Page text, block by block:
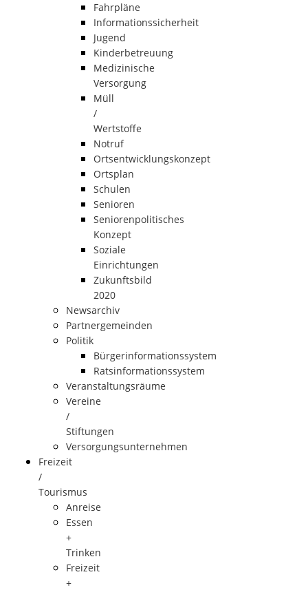
Fahrpläne
Informationssicherheit
Jugend
Kinderbetreuung
Medizinische
Versorgung
Müll
/
Wertstoffe
Notruf
Ortsentwicklungskonzept
Ortsplan
Schulen
Senioren
Seniorenpolitisches
Konzept
Soziale
Einrichtungen
Zukunftsbild
2020
Newsarchiv
Partnergemeinden
Politik
Bürgerinformationssystem
Ratsinformationssystem
Veranstaltungsräume
Vereine
/
Stiftungen
Versorgungsunternehmen
Freizeit
/
Tourismus
Anreise
Essen
+
Trinken
Freizeit
+